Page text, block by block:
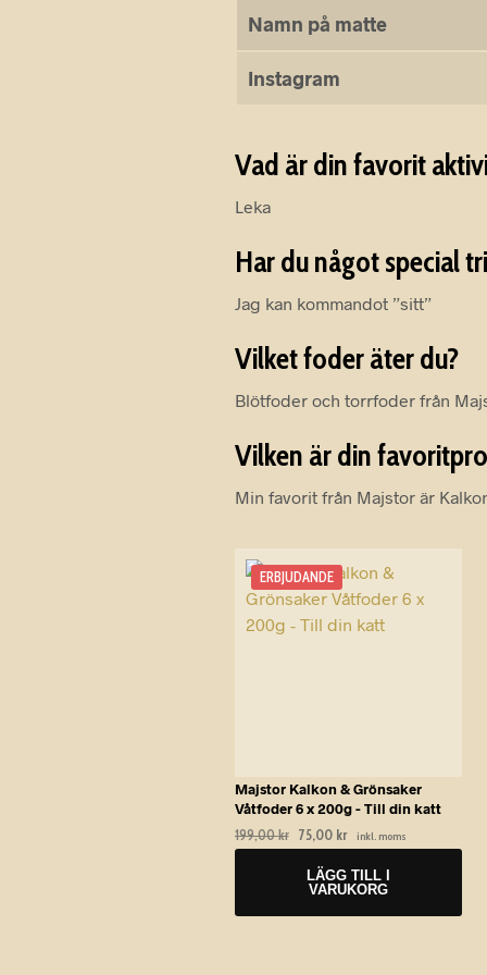
Namn på matte
Instagram
Vad är din favorit
Leka
Har du något special
Jag kan kommandot ”sitt”
Vilket foder äter du?
Blötfoder och torrfoder från
Vilken är din
Min favorit från Majstor är
ERBJUDANDE
Majstor Kalkon & Grönsaker
Våtfoder 6 x 200g - Till din katt
199,00kr Det
ursprungliga
priset
var:
199,00 kr.
75,00 kr
Det
nuvarande
priset
är:
75,00 kr.
inkl. moms
LÄGG TILL I
VARUKORG